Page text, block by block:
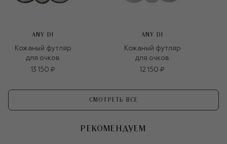
ANY DI
Кожаный футляр
для очков
13 150 ₽
ANY DI
Кожаный футляр
для очков
12 150 ₽
СМОТРЕТЬ ВСЕ
РЕКОМЕНДУЕМ